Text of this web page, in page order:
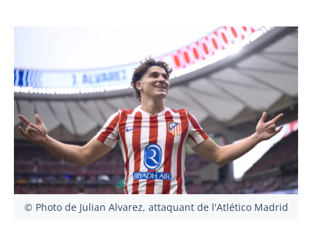
© Photo de Julian Alvarez, attaquant de l'Atlético Madrid